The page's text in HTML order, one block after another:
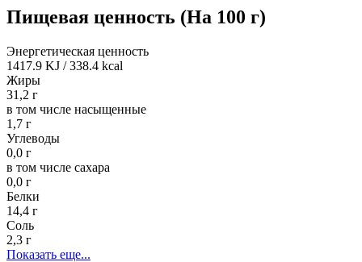
Пищевая ценность (На 100 г)
Энергетическая ценность
1417.9 KJ / 338.4 kcal
Жиры
31,2 г
в том числе насыщенные
1,7 г
Углеводы
0,0 г
в том числе сахара
0,0 г
Белки
14,4 г
Соль
2,3 г
Показать еще...